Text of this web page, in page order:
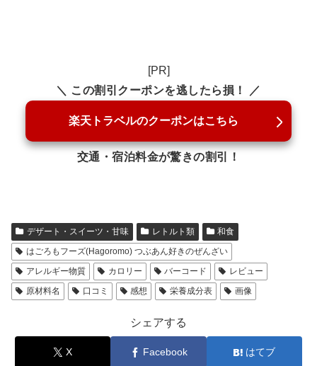
[PR]
＼ この割引クーポンを逃したら損！ ／
楽天トラベルのクーポンはこちら
交通・宿泊料金が驚きの割引！
デザート・スイーツ・甘味 レトルト類
和食
はごろもフーズ(Hagoromo) つぶあん好きのぜんざい
アレルギー物質
カロリー バーコード
レビュー
原材料名
口コミ 感想 栄養成分表 画像
シェアする
X Facebook はてブ